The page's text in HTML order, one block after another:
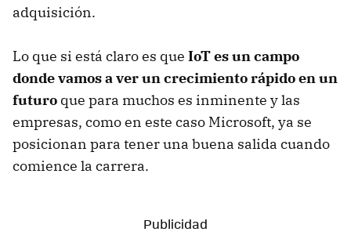
adquisición.
Lo que si está claro es que IoT es un campo
donde vamos a ver un crecimiento rápido en un
futuro que para muchos es inminente y las
empresas, como en este caso Microsoft, ya se
posicionan para tener una buena salida cuando
comience la carrera.